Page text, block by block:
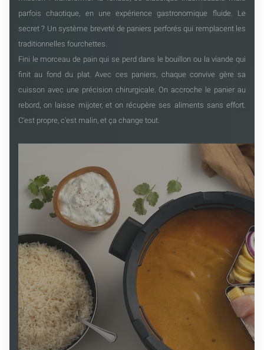
parfois chaotique, en une expérience gastronomique fluide. Le
secret ? Un système breveté de paniers perforés qui remplacent les
traditionnelles fourchettes.
Fini le morceau de pain qui se perd dans le bouillon ou la viande qui
finit au fond du plat. Avec ces paniers, chaque convive gère sa
cuisson avec une précision chirurgicale. On accroche le panier au
rebord, on laisse mijoter, et on récupère ses aliments sans effort.
C'est propre, c'est malin, et ça change tout.